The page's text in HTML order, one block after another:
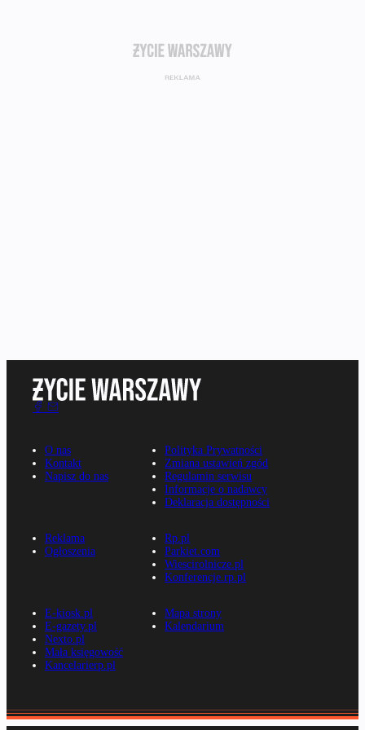
O nas
Kontakt
Napisz do nas
Polityka Prywatności
Zmiana ustawień zgód
Regulamin serwisu
Informacje o nadawcy
Deklaracja dostępności
Reklama
Ogłoszenia
Rp.pl
Parkiet.com
Wiescirolnicze.pl
Konferencje.rp.pl
E-kiosk.pl
E-gazety.pl
Nexto.pl
Mała księgowość
Kancelarierp.pl
Mapa strony
Kalendarium